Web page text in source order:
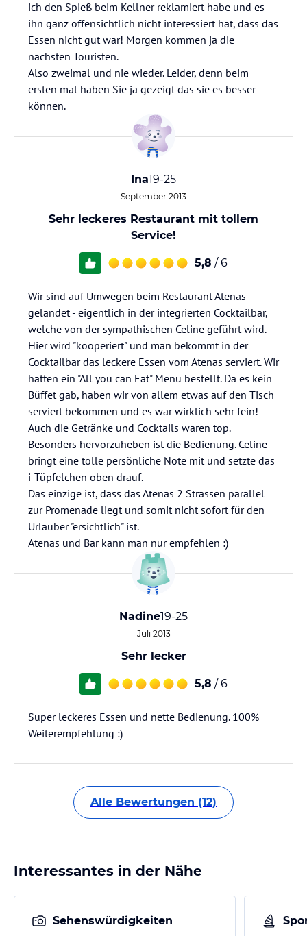
ich den Spieß beim Kellner reklamiert habe und es
ihn ganz offensichtlich nicht interessiert hat, dass das
Essen nicht gut war! Morgen kommen ja die
nächsten Touristen.
Also zweimal und nie wieder. Leider, denn beim
ersten mal haben Sie ja gezeigt das sie es besser
können.
Ina19-25
September 2013
Sehr leckeres Restaurant mit tollem
Service!
5,8 / 6
Wir sind auf Umwegen beim Restaurant Atenas
gelandet - eigentlich in der integrierten Cocktailbar,
welche von der sympathischen Celine geführt wird.
Hier wird "kooperiert" und man bekommt in der
Cocktailbar das leckere Essen vom Atenas serviert. Wir
hatten ein "All you can Eat" Menü bestellt. Da es kein
Büffet gab, haben wir von allem etwas auf den Tisch
serviert bekommen und es war wirklich sehr fein!
Auch die Getränke und Cocktails waren top.
Besonders hervorzuheben ist die Bedienung. Celine
bringt eine tolle persönliche Note mit und setzte das
i-Tüpfelchen oben drauf.
Das einzige ist, dass das Atenas 2 Strassen parallel
zur Promenade liegt und somit nicht sofort für den
Urlauber "ersichtlich" ist.
Atenas und Bar kann man nur empfehlen :)
Nadine19-25
Juli 2013
Sehr lecker
5,8 / 6
Super leckeres Essen und nette Bedienung. 100%
Weiterempfehlung :)
Alle Bewertungen (12)
Interessantes in der Nähe
Sehenswürdigkeiten